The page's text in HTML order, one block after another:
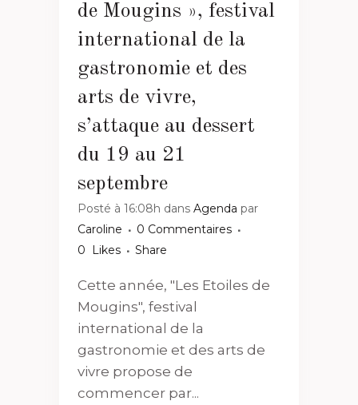
de Mougins », festival
international de la
gastronomie et des
arts de vivre,
s’attaque au dessert
du 19 au 21
septembre
Posté à 16:08h dans Agenda par
Caroline
0 Commentaires
0
Likes Share
Cette année, "Les Etoiles de
Mougins", festival
international de la
gastronomie et des arts de
vivre propose de
commencer par...